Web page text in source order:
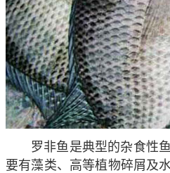
罗非鱼是典型的杂食性
要有藻类、高等植物碎屑及